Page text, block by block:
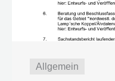
Allgemein